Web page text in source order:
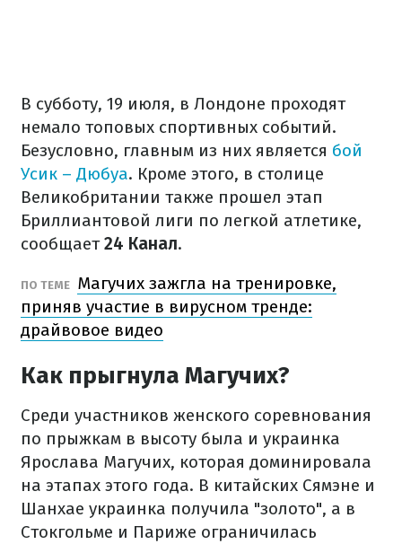
В субботу, 19 июля, в Лондоне проходят
немало топовых спортивных событий.
Безусловно, главным из них является бой
Усик – Дюбуа. Кроме этого, в столице
Великобритании также прошел этап
Бриллиантовой лиги по легкой атлетике,
сообщает24 Канал.
ПО ТЕМЕ Магучих зажгла на тренировке,
приняв участие в вирусном тренде:
драйвовое видео
Как прыгнула Магучих?
Среди участников женского соревнования
по прыжкам в высоту была и украинка
Ярослава Магучих, которая доминировала
на этапах этого года. В китайских Сямэне и
Шанхае украинка получила "золото", а в
Стокгольме и Париже ограничилась